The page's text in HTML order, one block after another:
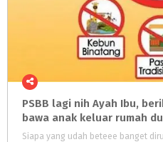
PSBB lagi nih Ayah Ibu,
bawa anak keluar rumah
Siapa yang udah beteee banget